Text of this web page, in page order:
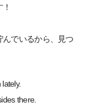
でいるから、見つ
there.